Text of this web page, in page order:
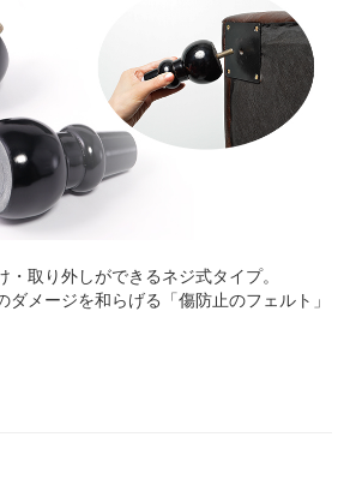
・取り外しができるネジ式タイプ。
ダメージを和らげる「傷防止のフェルト」